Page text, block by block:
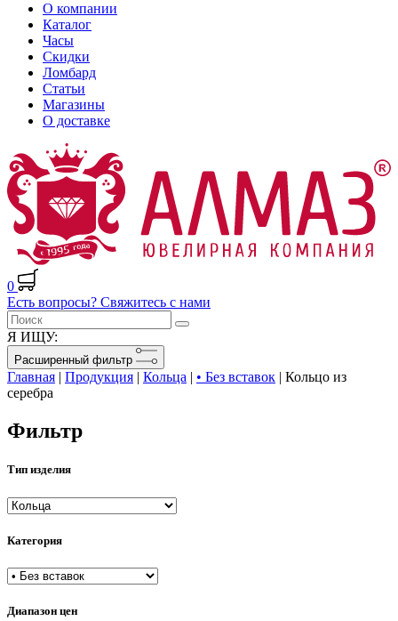
О компании
Каталог
Часы
Скидки
Ломбард
Статьи
Магазины
О доставке
0
Есть вопросы? Свяжитесь с нами
Я ИЩУ:
Расширенный фильтр
Главная | Продукция | Кольца | • Без вставок | Кольцо из
серебра
Фильтр
Тип изделия
Категория
Диапазон цен